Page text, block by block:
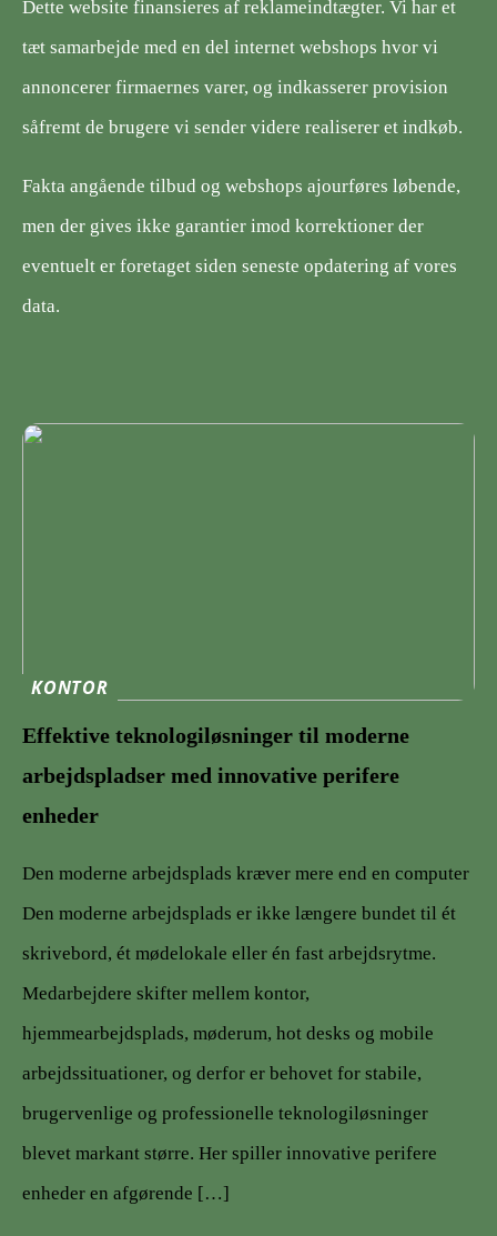
Dette website finansieres af reklameindtægter. Vi har et
tæt samarbejde med en del internet webshops hvor vi
annoncerer firmaernes varer, og indkasserer provision
såfremt de brugere vi sender videre realiserer et indkøb.
Fakta angående tilbud og webshops ajourføres løbende,
men der gives ikke garantier imod korrektioner der
eventuelt er foretaget siden seneste opdatering af vores
data.
KONTOR
Effektive teknologiløsninger til moderne
arbejdspladser med innovative perifere
enheder
Den moderne arbejdsplads kræver mere end en computer
Den moderne arbejdsplads er ikke længere bundet til ét
skrivebord, ét mødelokale eller én fast arbejdsrytme.
Medarbejdere skifter mellem kontor,
hjemmearbejdsplads, møderum, hot desks og mobile
arbejdssituationer, og derfor er behovet for stabile,
brugervenlige og professionelle teknologiløsninger
blevet markant større. Her spiller innovative perifere
enheder en afgørende […]